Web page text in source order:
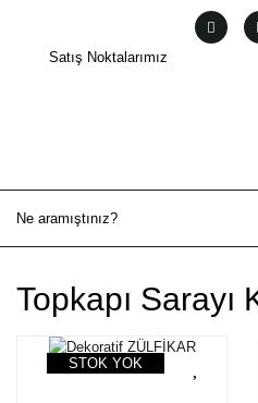
Satış Noktalarımız
Topkapı Sarayı
STOK YOK